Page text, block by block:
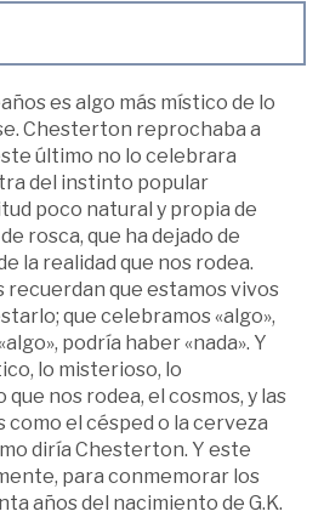
es algo más místico de lo
Chesterton reprochaba a
último no lo celebrara
del instinto popular
poco natural y propia de
rosca, que ha dejado de
la realidad que nos rodea.
recuerdan que estamos vivos
que celebramos «algo»,
podría haber «nada». Y
lo misterioso, lo
que nos rodea, el cosmos, y las
como el césped o la cerveza
diría Chesterton. Y este
para conmemorar los
años del nacimiento de G.K.